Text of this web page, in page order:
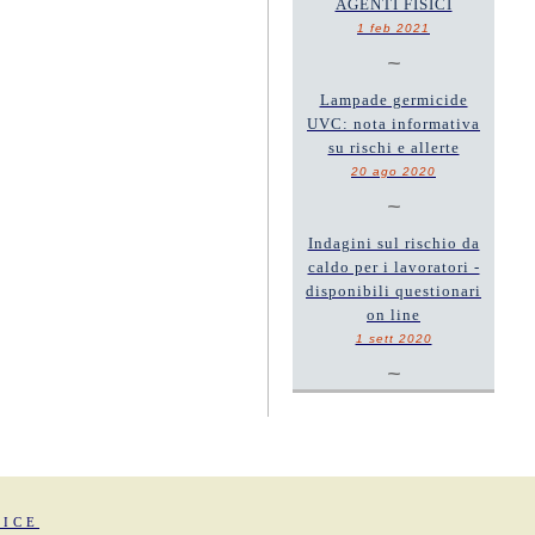
AGENTI FISICI
1 feb 2021
~
Lampade germicide
UVC: nota informativa
su rischi e allerte
20 ago 2020
~
Indagini sul rischio da
caldo per i lavoratori -
disponibili questionari
on line
1 sett 2020
~